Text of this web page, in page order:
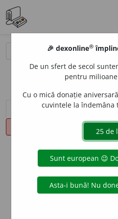
sinteza definițiilor (1)
info
Aceste definiții
echipa
originale se
Puteți reordona
🎉 dexonline®
De un sfert de secol
pentru
Cu o mică donație
cuvintele la